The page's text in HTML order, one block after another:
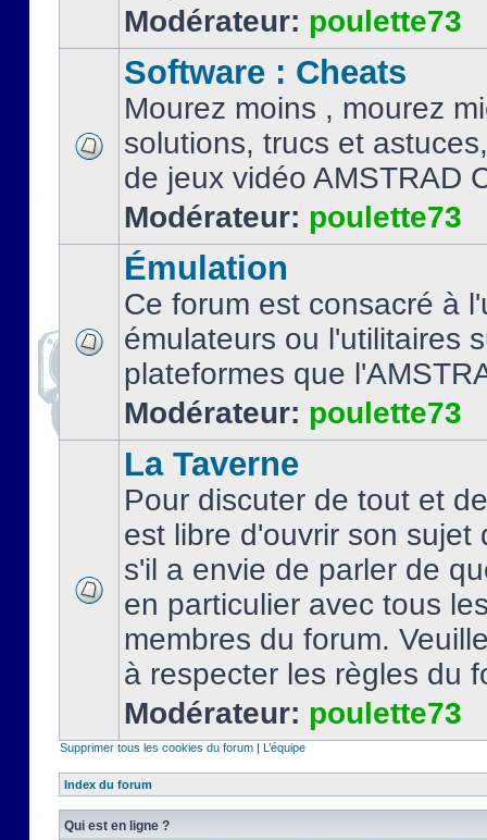
Modérateur: poulette73
Software : Cheats
Mourez moins , mourez
solutions, trucs et
de jeux vidéo AMSTRAD
Modérateur: poulette73
Émulation
Ce forum est consacré à
émulateurs ou l'utilitaires
plateformes que
Modérateur: poulette73
La Taverne
Pour discuter de tout et
est libre d'ouvrir son sujet
s'il a envie de parler de
en particulier avec tous
membres du forum.
à respecter les règles du
Modérateur: poulette73
Supprimer tous les cookies du forum | L’équipe
Index du forum
Qui est en ligne ?